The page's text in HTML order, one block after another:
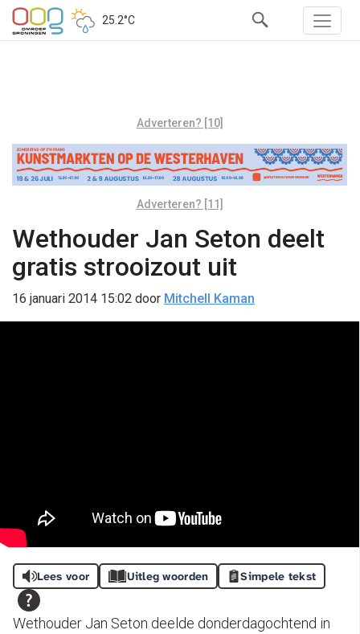
25.2°C
Adverteren? [10]
Adverteren? [11]
Wethouder Jan Seton deelt
gratis strooizout uit
16 januari 2014 15:02 door Mitchell Kaman
Lees voor Uitleg woorden Simpele tekst
Wethouder Jan Seton deelde donderdagochtend in